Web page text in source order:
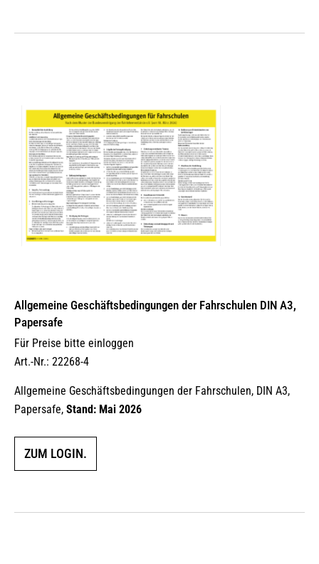
Allgemeine Geschäftsbedingungen der Fahrschulen DIN A3,
Papersafe
Für Preise bitte einloggen
Art.-Nr.: 22268-4
Allgemeine Geschäftsbedingungen der Fahrschulen, DIN A3,
Papersafe, Stand: Mai 2026
ZUM LOGIN.